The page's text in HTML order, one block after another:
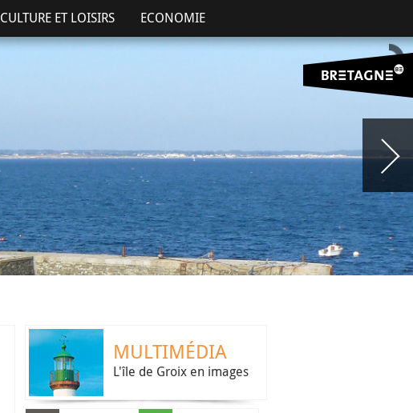
CULTURE ET LOISIRS ECONOMIE
MULTIMÉDIA
L'île de Groix en images